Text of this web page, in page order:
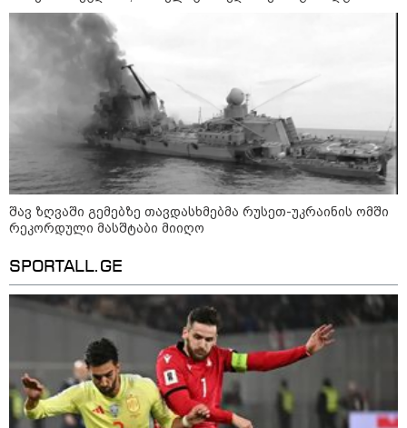
12:46 / 07-08-2026
ოკუპირებულ აფხაზეთში საწვავის
დეფიციტია, კილომეტრიანი რიგები და
შეზღუდვა საწვავის ჩასხმაზე - რა
ინფორმაციას აქვეყნებს "დემოკრატიის
კვლევის ინსტიტუტი“
14:23 / 05-08-2026
ევროპელმა და რუსმა ყოფილმა
მაღალჩინოსნებმა უკრაინაში
ომთან დაკავშირებით
09:55 / 05-08-2026
მორიგი თავდასხმა Wildberries-
ის საწყობზე - დრონებით
თავდასხმის შემდეგ, ტულას
ოლქში მდებარე საწყობში
ხანძარია
შავ ზღვაში გემებზე თავდასხმებმა რუსეთ-უკრაინის ომში
რეკორდული მასშტაბი მიიღო
SPORTALL.GE